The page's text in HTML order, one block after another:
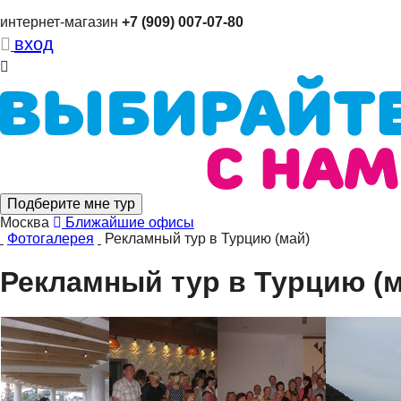
интернет-магазин +7 (909) 007-07-80
вход
Подберите мне тур
Москва
Ближайшие офисы
Фотогалерея
Рекламный тур в Турцию (май)
Рекламный тур в Турцию